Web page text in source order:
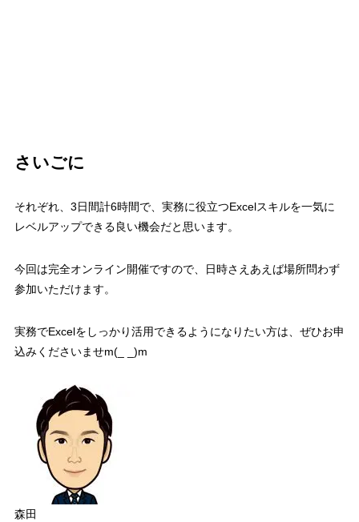
さいごに
それぞれ、 3日間計6時間で、実務に役立つExcelスキルを一気に
レベルアップできる良い機会だと思います。
今回は完全オンライン開催ですので、日時さえあえば場所問わず
参加いただけます。
実務でExcelをしっかり活用できるようになりたい方は、ぜひお申
込みくださいませm(_ _)m
森田